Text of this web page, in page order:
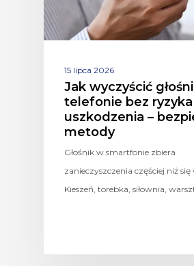
15 lipca 2026
Jak wyczyścić
telefonie bez ryzyka
uszkodzenia –
metody
Głośnik w smartfonie zbiera
zanieczyszczenia częściej niż się
Kieszeń, torebka, siłownia,